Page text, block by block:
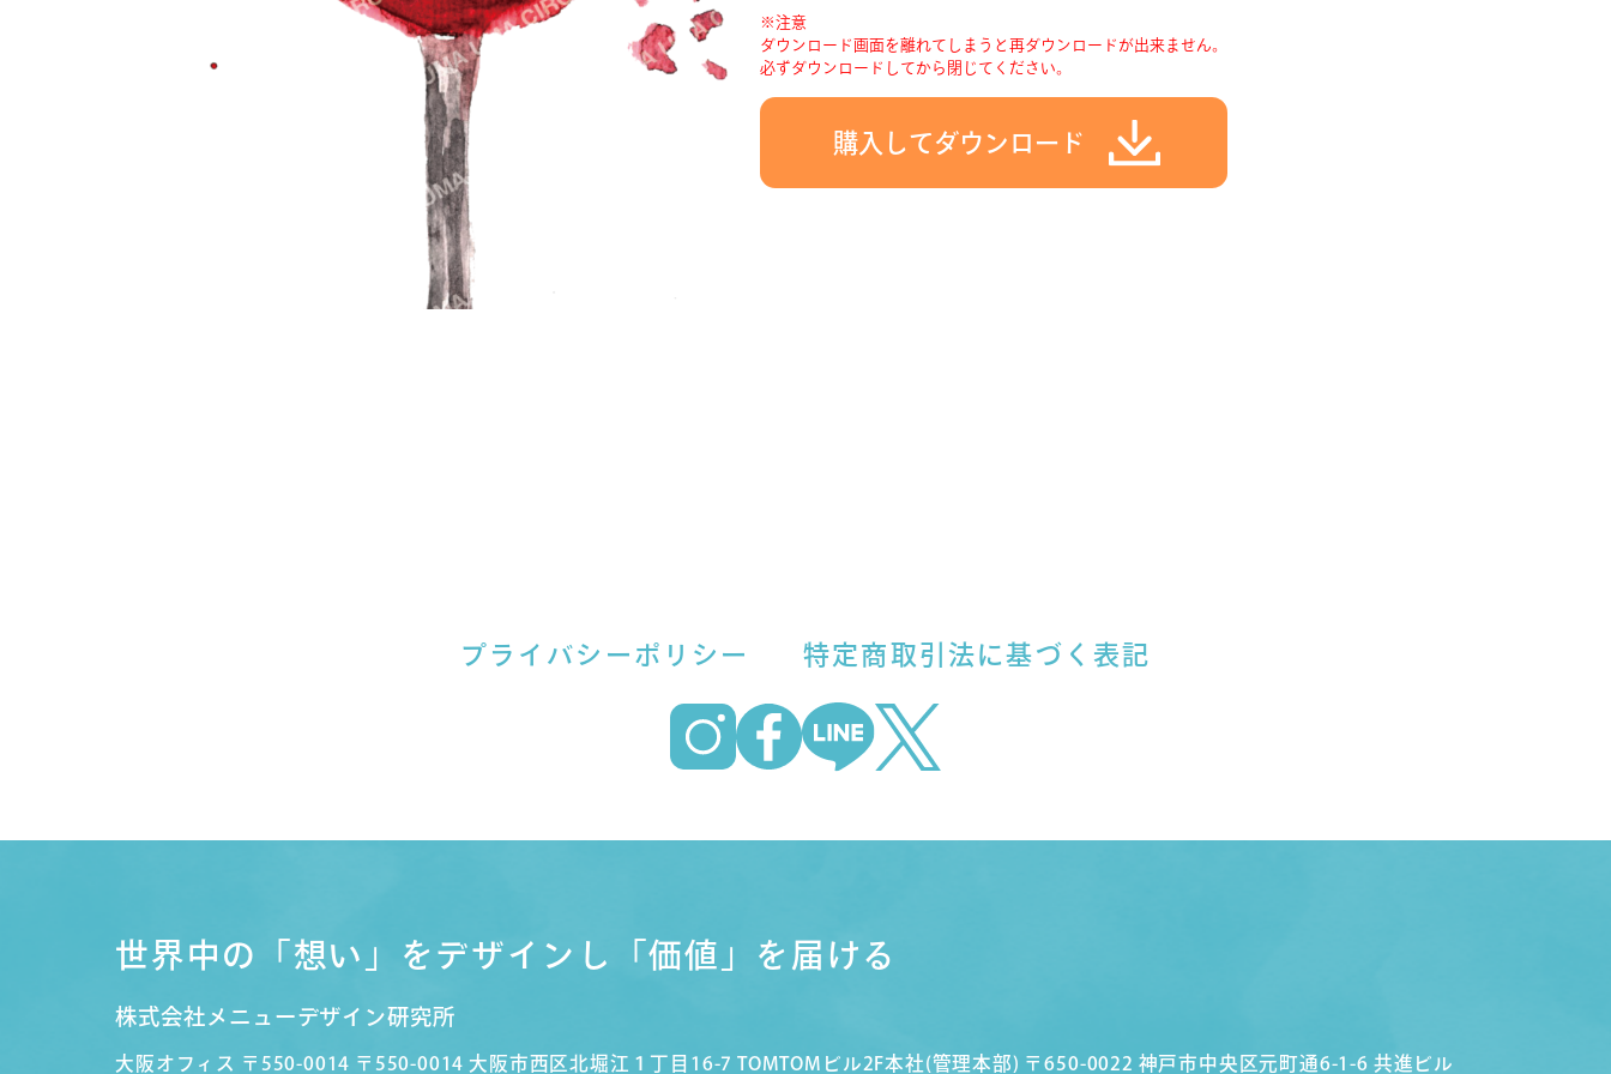
※注意
ダウンロード画面を離れてしまうと再ダウンロードが出来ません。
必ずダウンロードしてから閉じてください。
購入してダウンロード
プライバシーポリシー 特定商取引法に基づく表記
世界中の「想い」をデザインし 「価値」を届ける
株式会社メニューデザイン研究所
大阪オフィス 〒550-0014 〒550-0014 大阪市西区北堀江１丁目16-7 TOMTOMビル2F本社(管理本部) 〒650-0022 神戸市中央区元町通6-1-6 共進ビル